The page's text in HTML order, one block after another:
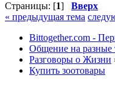
Страницы: [1] Вверх
« предыдущая тема
Bittogether.com -
Общение на разные
Разговоры о Жизни
Купить зоотовары